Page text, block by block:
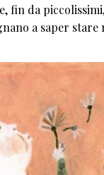
fin da
a saper stare